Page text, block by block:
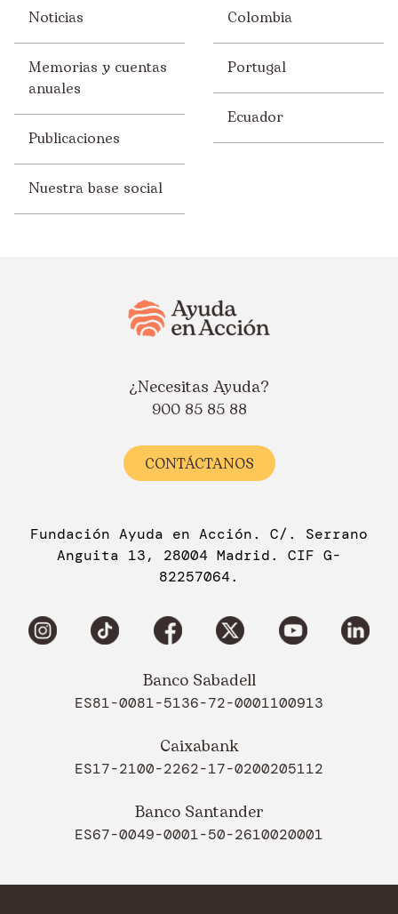
Noticias
Memorias y cuentas
anuales
Publicaciones
Nuestra base social
Colombia
Portugal
Ecuador
¿Necesitas Ayuda?
900 85 85 88
CONTÁCTANOS
Fundación Ayuda en Acción. C/. Serrano
Anguita 13, 28004 Madrid. CIF G-
82257064.
Banco Sabadell
ES81-0081-5136-72-0001100913
Caixabank
ES17-2100-2262-17-0200205112
Banco Santander
ES67-0049-0001-50-2610020001